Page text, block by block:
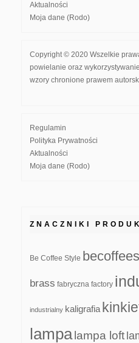
Aktualności
Moja dane (Rodo)
Copyright © 2020 Wszelkie
powielanie oraz
wzory chronione prawem
Regulamin
Polityka Prywatności
Aktualności
Moja dane (Rodo)
ZNACZNIKI
Be Coffee Style
brass fabryczna factory
industrialny kaligrafia
lampa lampa loft